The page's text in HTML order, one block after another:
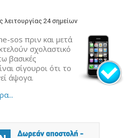
λειτουργίας 24 σημείων
sos πριν και μετά
σχολαστικό
βασικές
σίγουροι ότι το
άψογα.